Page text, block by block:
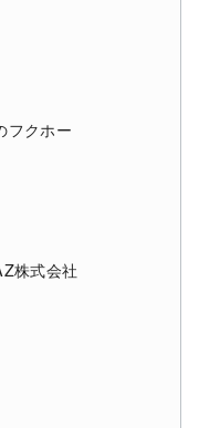
フクホー
株式会社